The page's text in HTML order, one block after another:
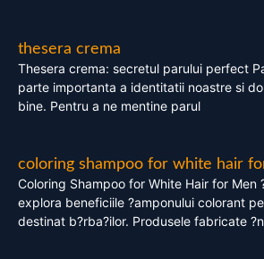
thesera crema
Thesera crema: secretul parului perfect
parte importanta a identitatii noastre si
bine. Pentru a ne mentine parul
coloring shampoo for white hair
Coloring Shampoo for White Hair for Men
explora beneficiile ?amponului colorant
destinat b?rba?ilor. Produsele fabricate